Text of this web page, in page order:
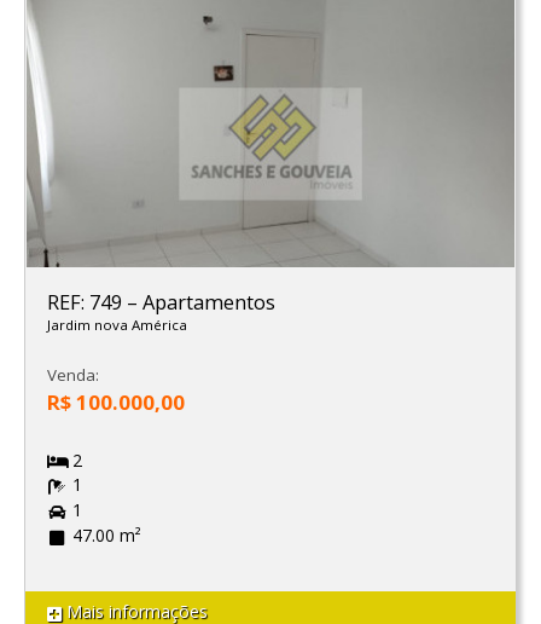
REF: 749 – Apartamentos
Jardim nova América
Venda:
R$ 100.000,00
2
1
1
47.00 m²
Mais informações